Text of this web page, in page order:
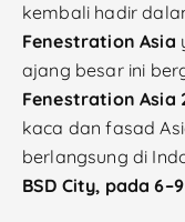
kembali hadir
Fenestration Asia
ajang besar ini
Fenestration Asia
kaca dan fasad
berlangsung di
BSD City, pada